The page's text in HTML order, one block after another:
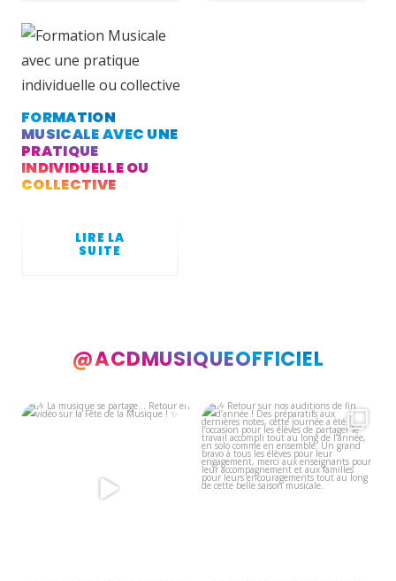
FORMATION
MUSICALE AVEC UNE
PRATIQUE
INDIVIDUELLE OU
COLLECTIVE
LIRE LA
SUITE
@ACDMUSIQUEOFFICIEL
🎶 La musique se partage… Retour 🎶 Retour sur nos auditions de fin
d’année !
...
11 0